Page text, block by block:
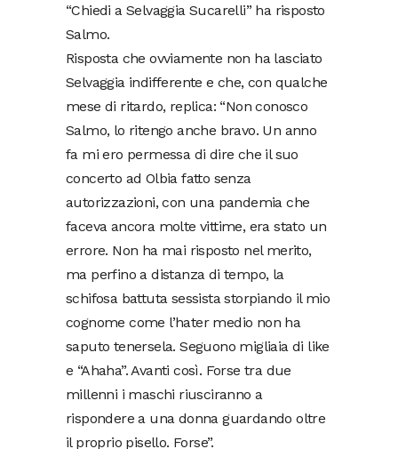
“Chiedi a Selvaggia Sucarelli” ha risposto
Salmo.
Risposta che ovviamente non ha lasciato
Selvaggia indifferente e che, con qualche
mese di ritardo, replica: “Non conosco
Salmo, lo ritengo anche bravo. Un anno
fa mi ero permessa di dire che il suo
concerto ad Olbia fatto senza
autorizzazioni, con una pandemia che
faceva ancora molte vittime, era stato un
errore. Non ha mai risposto nel merito,
ma perfino a distanza di tempo, la
schifosa battuta sessista storpiando il mio
cognome come l’hater medio non ha
saputo tenersela. Seguono migliaia di like
e “Ahaha”. Avanti così. Forse tra due
millenni i maschi riusciranno a
rispondere a una donna guardando oltre
il proprio pisello. Forse”.